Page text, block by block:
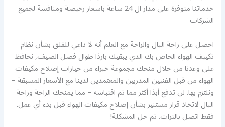
خدماتنا متوفرة على مدار ال 24 ساعة باسعار رخيصة ومنافسة لجميع
الشركات
احصل على راحة البال والراحة مع العلم أنه لا داعي للقلق بشأن نظام
تكييف الهواء الخاص بك الذي يبقيك باردًا طوال فصل الصيف, نحافظ
على وعدنا من خلال منحك مجموعة خبراء من خيارات إصلاح مكيفات
الهواء من قبل الفنيين المدربين والمعتمدين لدينا مع الأسعار المسبقة –
ونلتزم بها. لن تدفع أبدًا أكثر مما تم اقتباسه – مما يمنحك الراحة وراحة
البال لاتخاذ قرار مستنير بشأن إصلاح مكيفات الهواء قبل بدء أي عمل.
فقط اتصل بالتراث. تم حل المشكلة!